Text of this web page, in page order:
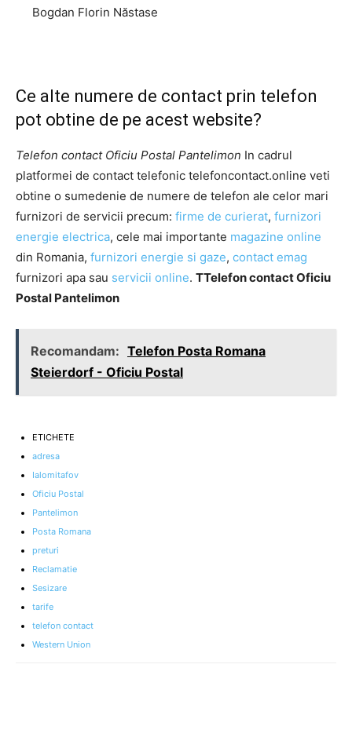
Bogdan Florin Năstase
Ce alte numere de contact prin telefon
pot obtine de pe acest website?
Telefon contact Oficiu Postal Pantelimon In cadrul
platformei de contact telefonic telefoncontact.online veti
obtine o sumedenie de numere de telefon ale celor mari
furnizori de servicii precum: firme de curierat, furnizori
energie electrica, cele mai importante magazine online
din Romania, furnizori energie si gaze, contact emag
furnizori apa sau servicii online. TTelefon contact Oficiu
Postal Pantelimon
Recomandam: Telefon Posta Romana
Steierdorf - Oficiu Postal
ETICHETE
adresa
Ialomitafov
Oficiu Postal
Pantelimon
Posta Romana
preturi
Reclamatie
Sesizare
tarife
telefon contact
Western Union